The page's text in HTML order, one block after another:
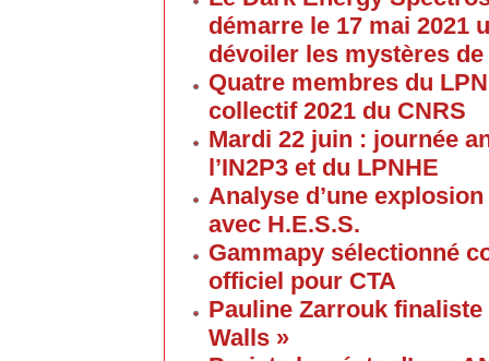
démarre le 17 mai 2021
dévoiler les mystères de
Quatre membres du
collectif 2021 du CNRS
Mardi 22 juin : journée
l’IN2P3 et du LPNHE
Analyse d’une
avec H.E.S.S.
Gammapy sélectionné
officiel pour CTA
Pauline Zarrouk
Walls »